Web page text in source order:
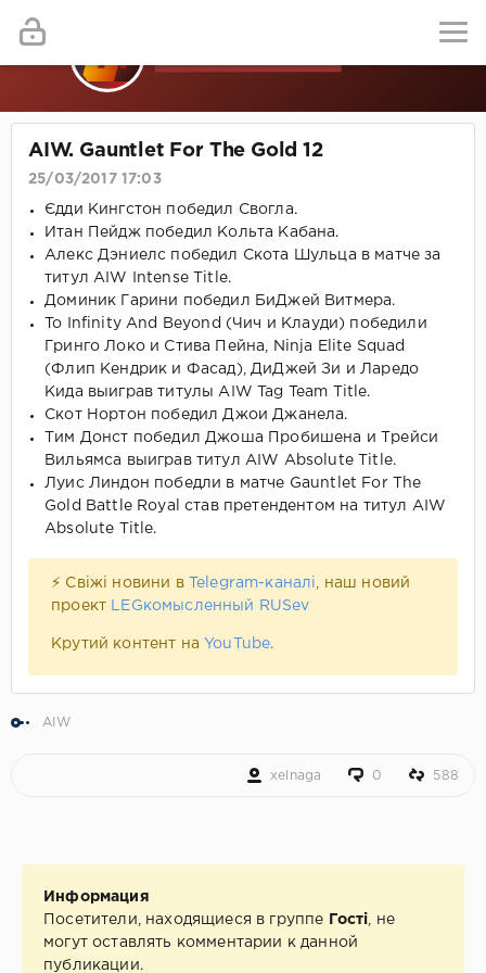
AIW. Gauntlet For The Gold 12
25/03/2017 17:03
Єдди Кингстон победил Свогла.
Итан Пейдж победил Кольта Кабана.
Алекс Дэниелс победил Скота Шульца в матче за
титул AIW Intense Title.
Доминик Гарини победил БиДжей Витмера.
To Infinity And Beyond (Чич и Клауди) победили
Гринго Локо и Стива Пейна, Ninja Elite Squad
(Флип Кендрик и Фасад), ДиДжей Зи и Ларедо
Кида выиграв титулы AIW Tag Team Title.
Скот Нортон победил Джои Джанела.
Тим Донст победил Джоша Пробишена и Трейси
Вильямса выиграв титул AIW Absolute Title.
Луис Линдон победли в матче Gauntlet For The
Gold Battle Royal став претендентом на титул AIW
Absolute Title.
⚡ Свіжі новини в Telegram-каналі
, наш новий
проект
LEGкомысленный RUSev
Крутий контент на YouTube.
AIW
xelnaga 0 588
Информация
Посетители, находящиеся в группе
Гості
, не
могут оставлять комментарии к данной
публикации.